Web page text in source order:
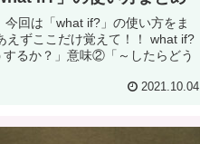
回は「what if?」の使い方をま
えずここだけ覚えて！！ what if?
るか？」意味②「～したらどう
2021.10.04